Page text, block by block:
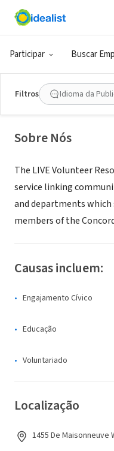
Participar Buscar
Filtros Idioma da
ONG (SETOR SOCIAL)
Volunteer
Concordia
Montreal, QC, Canadá|
Sobre Nós
The LIVE Volunteer
service linking
and departments
members of the
Causas incluem:
Engajamento Cívico
Educação
Voluntariado
Localização
1455 De Maisonneuve